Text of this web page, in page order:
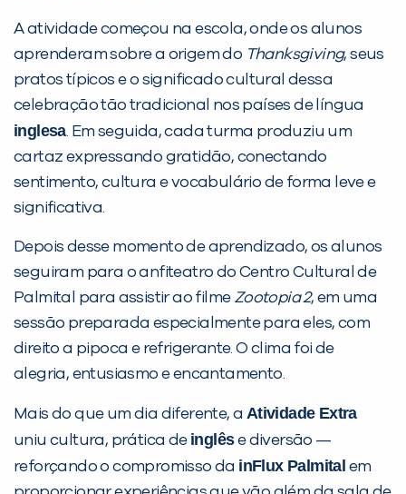
A atividade começou na escola, onde os alunos
aprenderam sobre a origem do Thanksgiving, seus
pratos típicos e o significado cultural dessa
celebração tão tradicional nos países de língua
inglesa. Em seguida, cada turma produziu um
cartaz expressando gratidão, conectando
sentimento, cultura e vocabulário de forma leve e
significativa.
Depois desse momento de aprendizado, os alunos
seguiram para o anfiteatro do Centro Cultural de
Palmital para assistir ao filme Zootopia 2, em uma
sessão preparada especialmente para eles, com
direito a pipoca e refrigerante. O clima foi de
alegria, entusiasmo e encantamento.
Mais do que um dia diferente, a Atividade Extra
uniu cultura, prática de inglêse diversão —
reforçando o compromisso da inFlux Palmital em
Preencha com seus dados abaixo e
já vamos te colocar em contato
com a